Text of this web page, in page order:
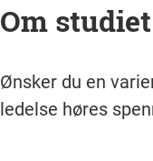
Om studiet
Ønsker du en
ledelse høres